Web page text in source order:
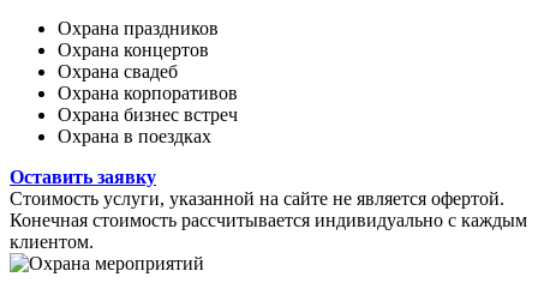
Охрана праздников
Охрана концертов
Охрана свадеб
Охрана корпоративов
Охрана бизнес встреч
Охрана в поездках
Оставить заявку
Стоимость услуги, указанной на сайте не является офертой.
Конечная стоимость рассчитывается индивидуально с каждым
клиентом.